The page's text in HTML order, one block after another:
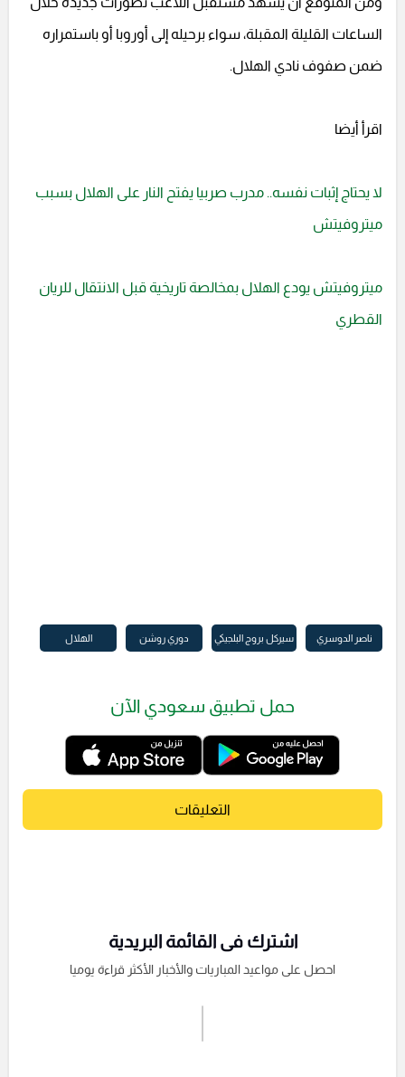
الساعات القليلة المقبلة، سواء برحيله إلى أوروبا أو باستمراره
ضمن صفوف نادي الهلال.
اقرأ أيضا
لا يحتاج إثبات نفسه.. مدرب صربيا يفتح النار على الهلال بسبب
ميتروفيتش
ميتروفيتش يودع الهلال بمخالصة تاريخية قبل الانتقال للريان
القطري
ناصر الدوسري سيركل بروج البلجيكي دوري روشن الهلال
حمل تطبيق سعودي الآن
التعليقات
اشترك فى القائمة البريدية
احصل على مواعيد المباريات والأخبار الأكثر قراءة يوميا